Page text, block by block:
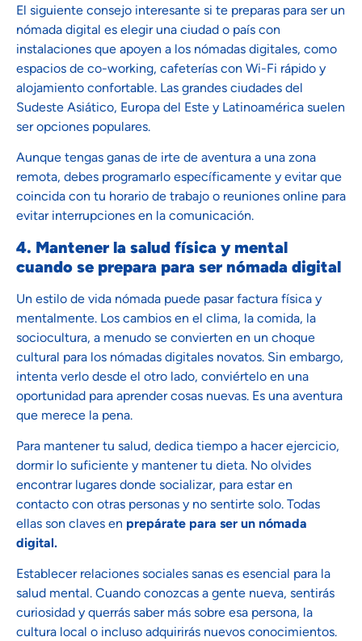
El siguiente consejo interesante si te preparas para ser un
nómada digital es elegir una ciudad o país con
instalaciones que apoyen a los nómadas digitales, como
espacios de co-working, cafeterías con Wi-Fi rápido y
alojamiento confortable. Las grandes ciudades del
Sudeste Asiático, Europa del Este y Latinoamérica suelen
ser opciones populares.
Aunque tengas ganas de irte de aventura a una zona
remota, debes programarlo específicamente y evitar que
coincida con tu horario de trabajo o reuniones online para
evitar interrupciones en la comunicación.
4. Mantener la salud física y mental
cuando se prepara para ser nómada digital
Un estilo de vida nómada puede pasar factura física y
mentalmente. Los cambios en el clima, la comida, la
sociocultura, a menudo se convierten en un choque
cultural para los nómadas digitales novatos. Sin embargo,
intenta verlo desde el otro lado, conviértelo en una
oportunidad para aprender cosas nuevas. Es una aventura
que merece la pena.
Para mantener tu salud, dedica tiempo a hacer ejercicio,
dormir lo suficiente y mantener tu dieta. No olvides
encontrar lugares donde socializar, para estar en
contacto con otras personas y no sentirte solo. Todas
ellas son claves en prepárate para ser un nómada
digital.
Establecer relaciones sociales sanas es esencial para la
salud mental. Cuando conozcas a gente nueva, sentirás
curiosidad y querrás saber más sobre esa persona, la
cultura local o incluso adquirirás nuevos conocimientos.